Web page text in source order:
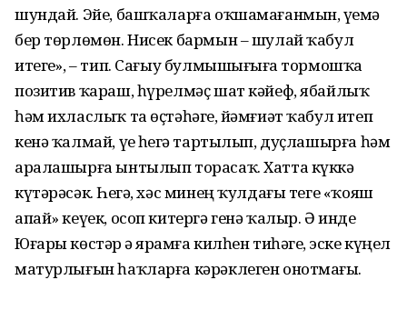
шундай. Эйе, башҡаларға оҡшамағанмын, үҙемә
бер төрлөмөн. Нисек бармын – шулай ҡабул
итегеҙ», – тип. Сағыу булмышығыҙға тормошҡа
позитив ҡараш, һүрелмәҫ шат кәйеф, ябайлыҡ
һәм ихласлыҡ та өҫтәһәгеҙ, йәмғиәт ҡабул итеп
кенә ҡалмай, үҙе һеҙгә тартылып, дуҫлашырға һәм
аралашырға ынтылып торасаҡ. Хатта күккә
күтәрәсәк. Һеҙгә, хәс минең ҡулдағы теге «ҡояш
апай» кеүек, осоп китергә генә ҡалыр. Ә инде
Юғары көстәр ҙә ярҙамға килһен тиһәгеҙ, эске күңел
матурлығын һаҡларға кәрәклеген онотмағыҙ.